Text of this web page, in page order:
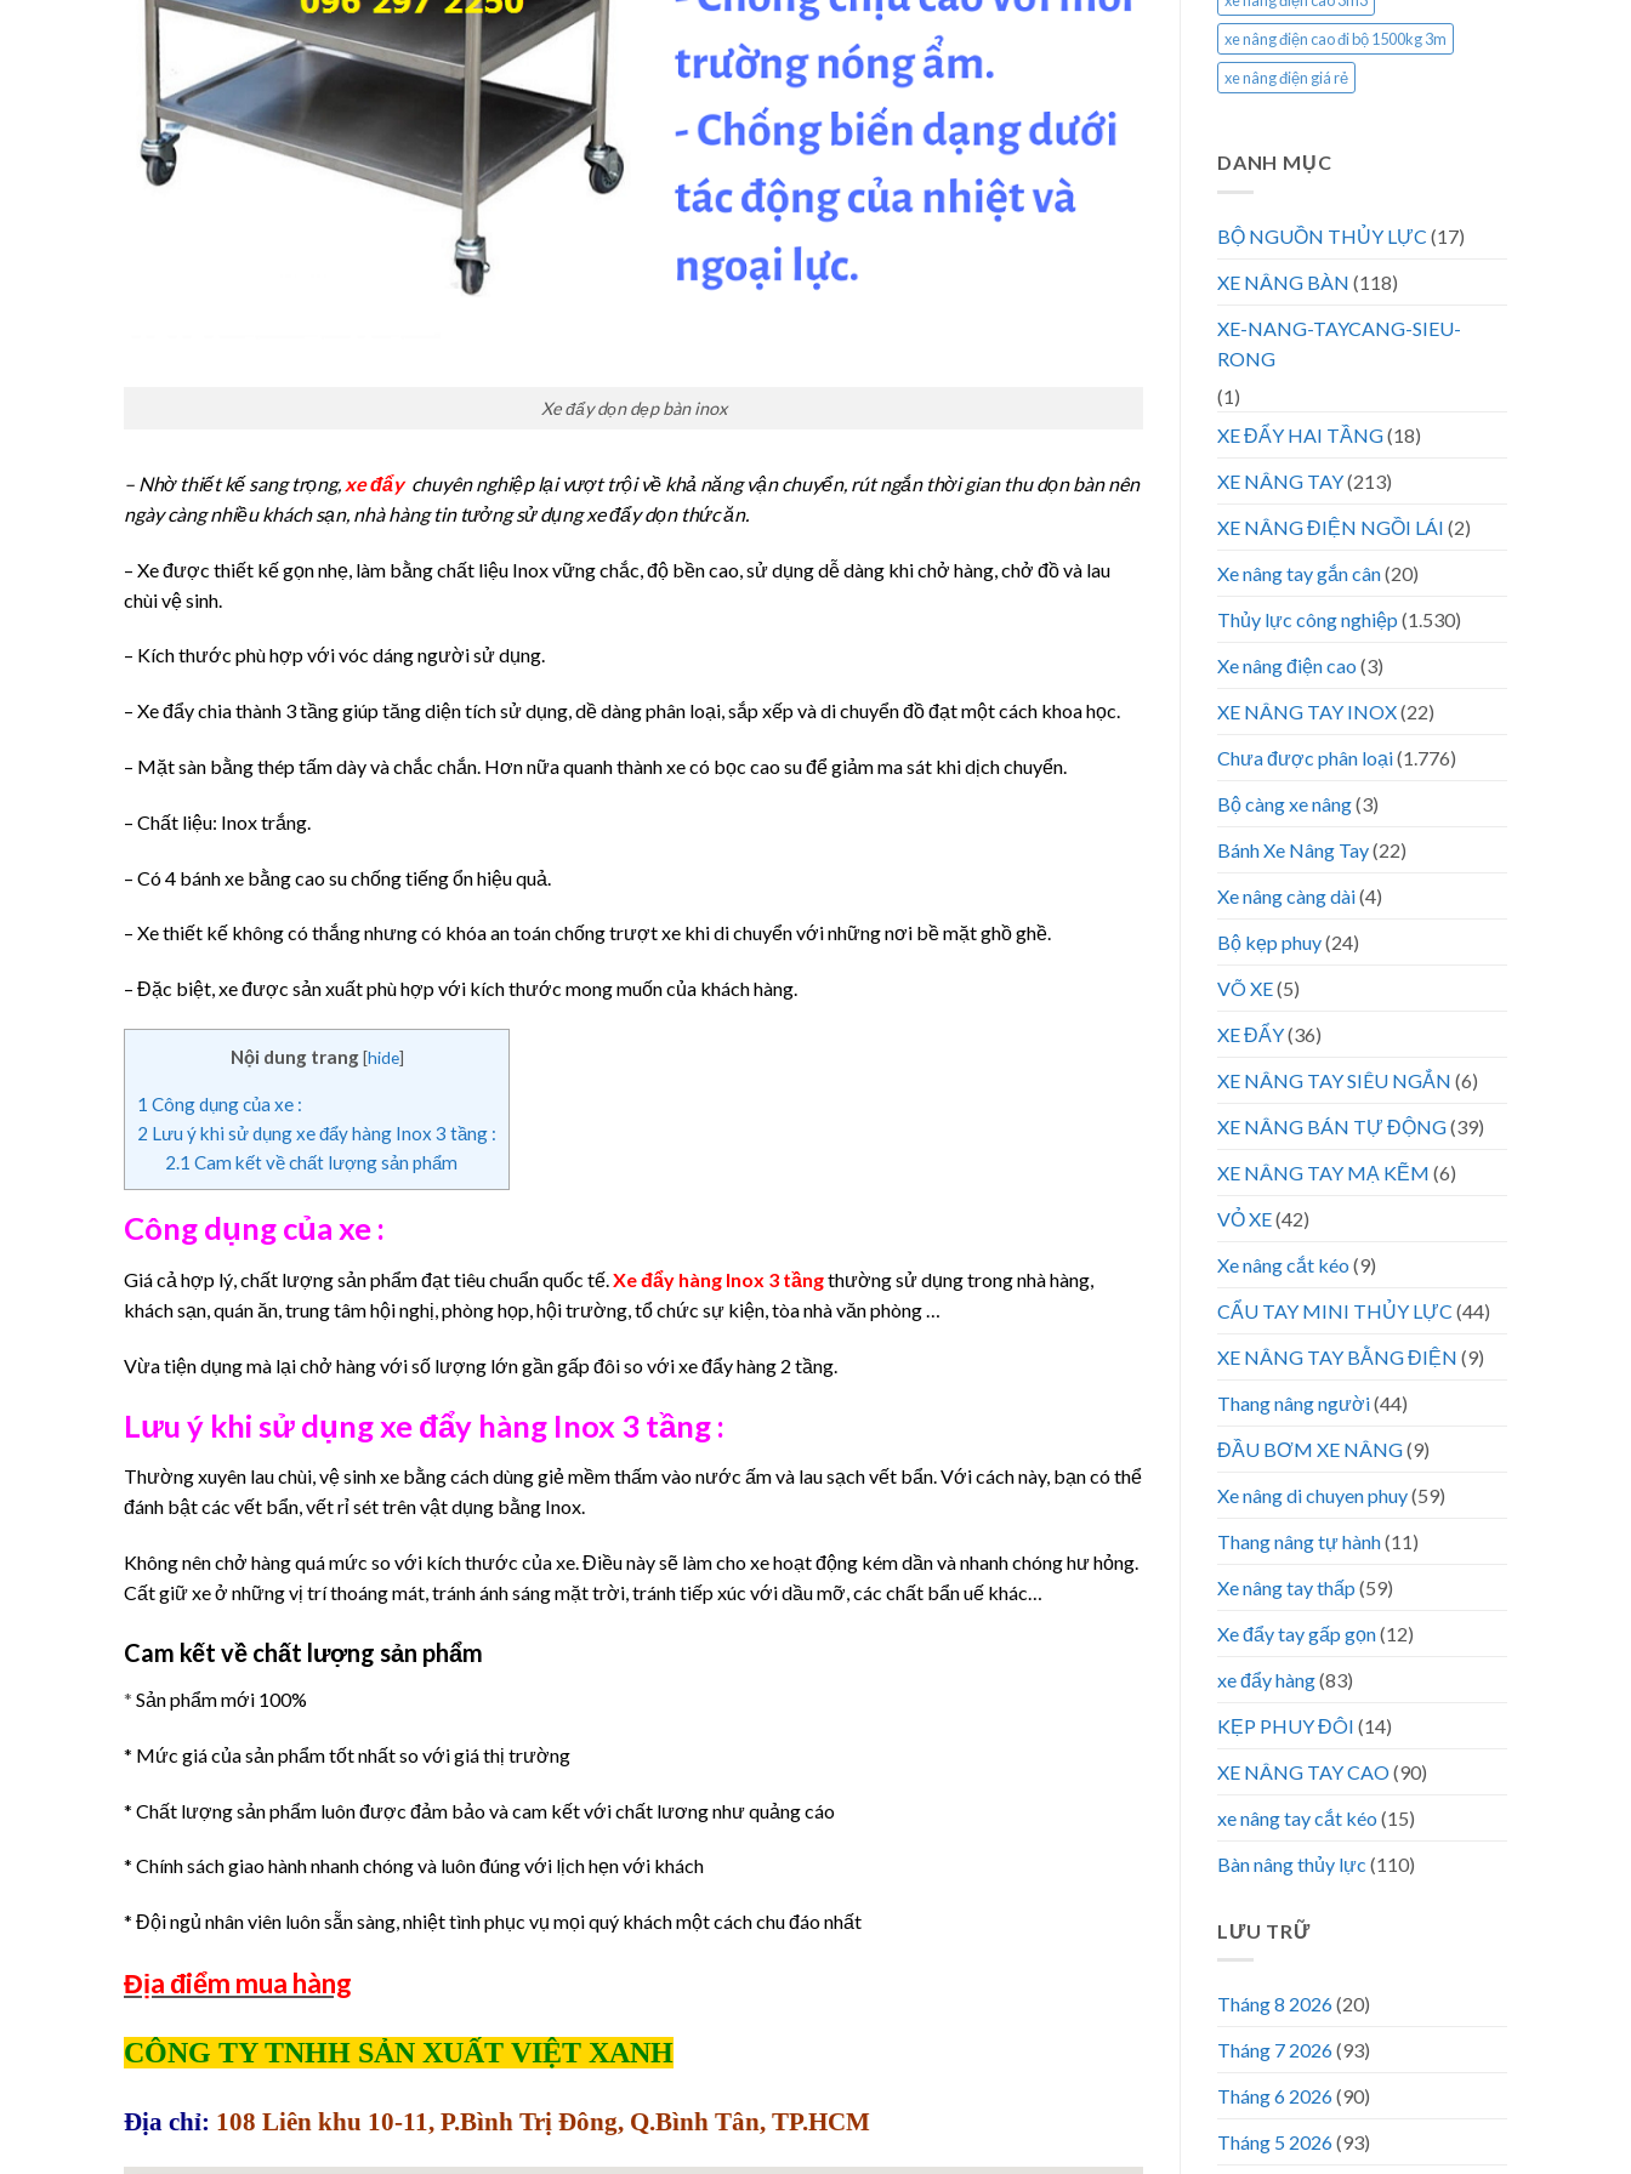
Xe đẩy dọn dẹp bàn inox
– Nhờ thiết kế sang trọng, xe đẩychuyên nghiệp lại vượt trội về khả năng vận chuyển, rút ngắn thời gian thu dọn bàn nên
ngày càng nhiều khách sạn, nhà hàng tin tưởng sử dụng xe đẩy dọn thức ăn.
– Xe được thiết kế gọn nhẹ, làm bằng chất liệu Inox vững chắc, độ bền cao, sử dụng dễ dàng khi chở hàng, chở đồ và lau
chùi vệ sinh.
– Kích thước phù hợp với vóc dáng người sử dụng.
– Xe đẩy chia thành 3 tầng giúp tăng diện tích sử dụng, dề dàng phân loại, sắp xếp và di chuyển đồ đạt một cách khoa học.
– Mặt sàn bằng thép tấm dày và chắc chắn. Hơn nữa quanh thành xe có bọc cao su để giảm ma sát khi dịch chuyển.
– Chất liệu: Inox trắng.
– Có 4 bánh xe bằng cao su chống tiếng ổn hiệu quả.
– Xe thiết kế không có thắng nhưng có khóa an toán chống trượt xe khi di chuyển với những nơi bề mặt ghồ ghề.
– Đặc biệt, xe được sản xuất phù hợp với kích thước mong muốn của khách hàng.
Nội dung trang [hide]
1 Công dụng của xe :
2 Lưu ý khi sử dụng xe đẩy hàng Inox 3 tầng :
2.1 Cam kết về chất lượng sản phẩm
Công dụng của xe :
Giá cả hợp lý, chất lượng sản phẩm đạt tiêu chuẩn quốc tế.Xe đẩy hàng Inox 3 tầngthường sử dụng trong nhà hàng,
khách sạn, quán ăn, trung tâm hội nghị, phòng họp, hội trường, tổ chức sự kiện, tòa nhà văn phòng …
Vừa tiện dụng mà lại chở hàng với số lượng lớn gần gấp đôi so với xe đẩy hàng 2 tầng.
Lưu ý khi sử dụng xe đẩy hàng Inox 3 tầng :
Thường xuyên lau chùi, vệ sinh xe bằng cách dùng giẻ mềm thấm vào nước ấm và lau sạch vết bẩn. Với cách này, bạn có thể
đánh bật các vết bẩn, vết rỉ sét trên vật dụng bằng Inox.
Không nên chở hàng quá mức so với kích thước của xe. Điều này sẽ làm cho xe hoạt động kém dần và nhanh chóng hư hỏng.
Cất giữ xe ở những vị trí thoáng mát, tránh ánh sáng mặt trời, tránh tiếp xúc với dầu mỡ, các chất bẩn uế khác…
Cam kết về chất lượng sản phẩm
* Sản phẩm mới 100%
* Mức giá của sản phẩm tốt nhất so với giá thị trường
* Chất lượng sản phẩm luôn được đảm bảo và cam kết với chất lương như quảng cáo
* Chính sách giao hành nhanh chóng và luôn đúng với lịch hẹn với khách
* Đội ngủ nhân viên luôn sẵn sàng, nhiệt tình phục vụ mọi quý khách một cách chu đáo nhất
Địa điểm mua hàng
CÔNG TY TNHH SẢN XUẤT VIỆT XANH
Địa chỉ: 108 Liên khu 10-11, P.Bình Trị Đông, Q.Bình Tân, TP.HCM
xe nâng điện cao đi bộ 1500kg 3m
xe nâng điện giá rẻ
DANH MỤC
BỘ NGUỒN THỦY LỰC (17)
XE NÂNG BÀN (118)
XE-NANG-TAYCANG-SIEU-
RONG
(1)
XE ĐẨY HAI TẦNG(18)
XE NÂNG TAY(213)
XE NÂNG ĐIỆN NGỒI LÁI (2)
Xe nâng tay gắn cân(20)
Thủy lực công nghiệp (1.530)
Xe nâng điện cao (3)
XE NÂNG TAY INOX(22)
Chưa được phân loại(1.776)
Bộ càng xe nâng(3)
Bánh Xe Nâng Tay(22)
Xe nâng càng dài(4)
Bộ kẹp phuy(24)
VÕ XE(5)
XE ĐẨY(36)
XE NÂNG TAY SIÊU NGẮN (6)
XE NÂNG BÁN TỰ ĐỘNG(39)
XE NÂNG TAY MẠ KẼM (6)
VỎ XE(42)
Xe nâng cắt kéo (9)
CẨU TAY MINI THỦY LỰC (44)
XE NÂNG TAY BẰNG ĐIỆN (9)
Thang nâng người(44)
ĐẦU BƠM XE NÂNG(9)
Xe nâng di chuyen phuy(59)
Thang nâng tự hành(11)
Xe nâng tay thấp (59)
Xe đẩy tay gấp gọn(12)
xe đẩy hàng(83)
KẸP PHUY ĐÔI (14)
XE NÂNG TAY CAO(90)
xe nâng tay cắt kéo (15)
Bàn nâng thủy lực (110)
LƯU TRỮ
Tháng 8 2026(20)
Tháng 7 2026(93)
Tháng 6 2026(90)
Tháng 5 2026(93)